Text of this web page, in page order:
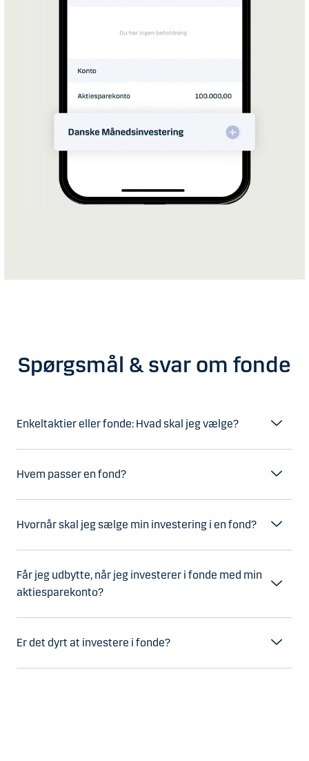
Spørgsmål & svar om fonde
Enkeltaktier eller fonde: Hvad skal jeg vælge?
Hvem passer en fond?
Hvornår skal jeg sælge min investering i en fond?
Får jeg udbytte, når jeg investerer i fonde med min
aktiesparekonto?
Er det dyrt at investere i fonde?